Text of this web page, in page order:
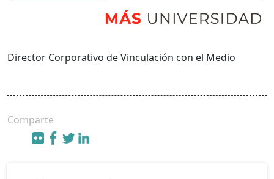
Director Corporativo de Vinculación con el Medio
Comparte